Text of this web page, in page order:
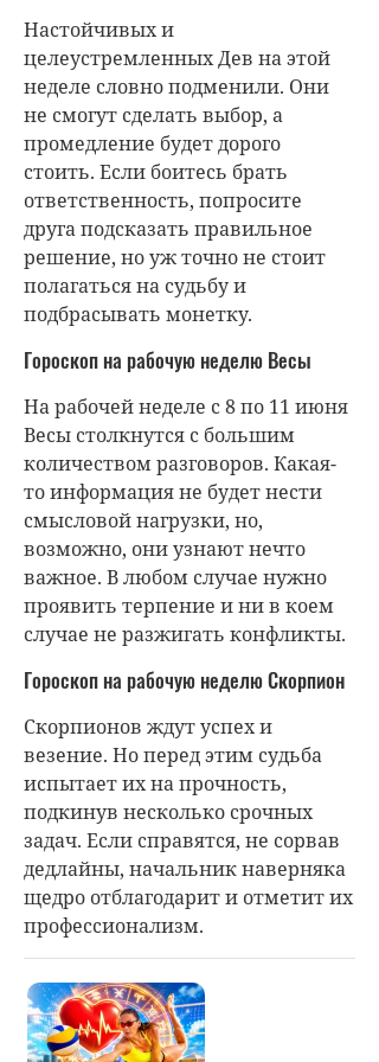
Настойчивых и
целеустремленных Дев на этой
неделе словно подменили. Они
не смогут сделать выбор, а
промедление будет дорого
стоить. Если боитесь брать
ответственность, попросите
друга подсказать правильное
решение, но уж точно не стоит
полагаться на судьбу и
подбрасывать монетку.
Гороскоп на рабочую неделю Весы
На рабочей неделе с 8 по 11 июня
Весы столкнутся с большим
количеством разговоров. Какая-
то информация не будет нести
смысловой нагрузки, но,
возможно, они узнают нечто
важное. В любом случае нужно
проявить терпение и ни в коем
случае не разжигать конфликты.
Гороскоп на рабочую неделю Скорпион
Скорпионов ждут успех и
везение. Но перед этим судьба
испытает их на прочность,
подкинув несколько срочных
задач. Если справятся, не сорвав
дедлайны, начальник наверняка
щедро отблагодарит и отметит их
профессионализм.